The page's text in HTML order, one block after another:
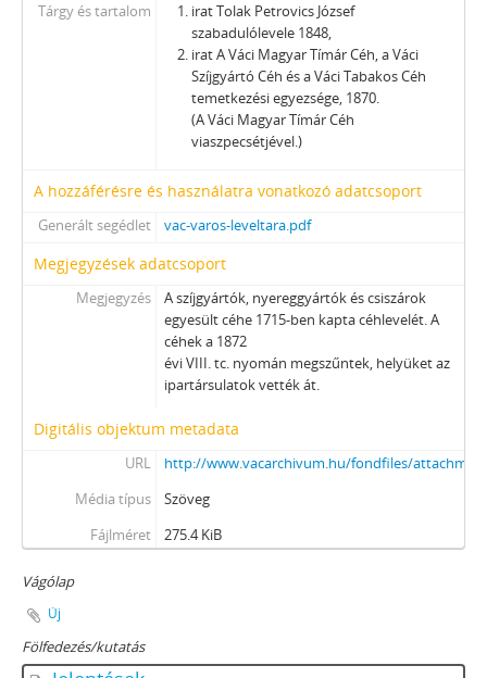
Tárgy és tartalom
irat Tolak Petrovics József
szabadulólevele 1848,
irat A Váci Magyar Tímár Céh, a Váci
Szíjgyártó Céh és a Váci Tabakos Céh
temetkezési egyezsége, 1870.
(A Váci Magyar Tímár Céh
viaszpecsétjével.)
A hozzáférésre és használatra vonatkozó adatcsoport
Generált segédlet vac-varos-leveltara.pdf
Megjegyzések adatcsoport
Megjegyzés
A szíjgyártók, nyereggyártók és csiszárok
egyesült céhe 1715-ben kapta céhlevelét. A
céhek a 1872
évi VIII. tc. nyomán megszűntek, helyüket az
ipartársulatok vették át.
Digitális objektum metadata
URL
http://www.vacarchivum.hu/fondfiles/
Média típus
Szöveg
Fájlméret
275.4 KiB
Vágólap
Új
Fölfedezés/kutatás